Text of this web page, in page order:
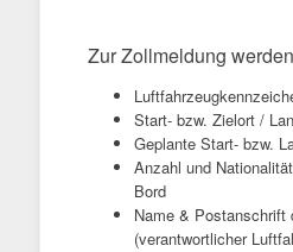
Zur Zollmeldung
Start- bzw. Zielort /
Geplante Start- bzw.
Anzahl und
Bord
Name & Postanschrift
(verantwortlicher